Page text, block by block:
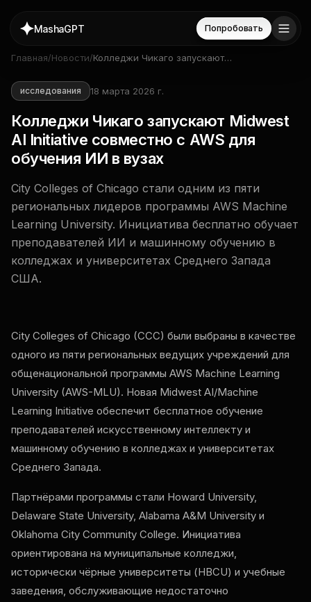
MashaGPT Попробовать
Главная/Новости/Колледжи Чикаго запускают
вузах
исследования 18 марта 2026 г.
Колледжи Чикаго запускают Midwest
AI Initiative совместно с AWS для
обучения ИИ в вузах
City Colleges of Chicago стали одним из пяти
региональных лидеров программы AWS Machine
Learning University. Инициатива бесплатно обучает
преподавателей ИИ и машинному обучению в
колледжах и университетах Среднего Запада
США.
City Colleges of Chicago (CCC) были выбраны в качестве
одного из пяти региональных ведущих учреждений для
общенациональной программы AWS Machine Learning
University (AWS-MLU). Новая Midwest AI/Machine
Learning Initiative обеспечит бесплатное обучение
преподавателей искусственному интеллекту и
машинному обучению в колледжах и университетах
Среднего Запада.
Партнёрами программы стали Howard University,
Delaware State University, Alabama A&M University и
Oklahoma City Community College. Инициатива
ориентирована на муниципальные колледжи,
исторически чёрные университеты (HBCU) и учебные
заведения, обслуживающие недостаточно